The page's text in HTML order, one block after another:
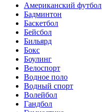
Американский футбол
Бадминтон
Баскетбол
Бейсбол
Бильярд
Бокс
Боулинг
Велоспорт
Водное поло
Водный спорт
Волейбол
Гандбол